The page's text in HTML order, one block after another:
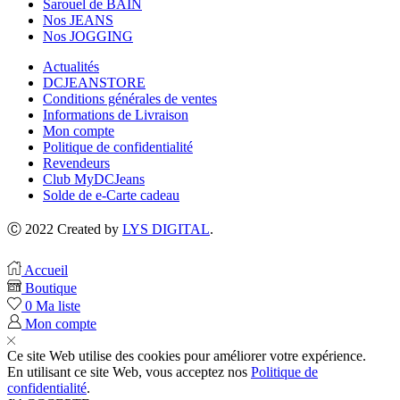
Sarouel de BAIN
Nos JEANS
Nos JOGGING
Actualités
DCJEANSTORE
Conditions générales de ventes
Informations de Livraison
Mon compte
Politique de confidentialité
Revendeurs
Club MyDCJeans
Solde de e-Carte cadeau
Ⓒ 2022 Created by LYS DIGITAL.
Accueil
Boutique
0 Ma liste
Mon compte
Ce site Web utilise des cookies pour améliorer votre expérience.
En utilisant ce site Web, vous acceptez nos Politique de
confidentialité.